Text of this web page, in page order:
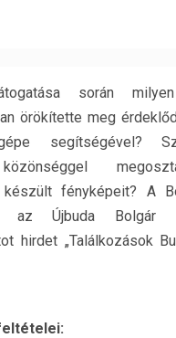
során
örökítette meg
segítségével?
készült fényképeit? A
Újbuda Bolgár
hirdet „Találkozások